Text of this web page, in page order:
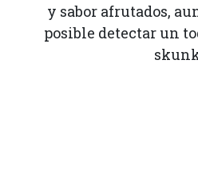
y sabor afrutados,
posible detectar un